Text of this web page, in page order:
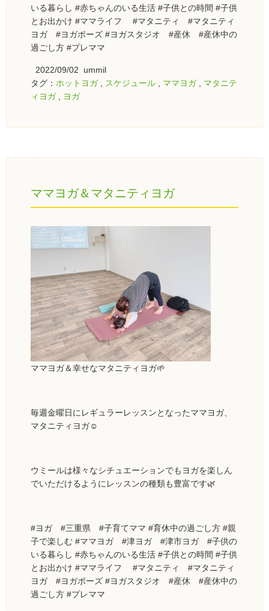
いる暮らし #赤ちゃんのいる生活 #子供との時間 #子供
とお出かけ #ママライフ #マタニティ #マタニティ
ヨガ #ヨガポーズ #ヨガスタジオ #産休 #産休中の
過ごし方 #プレママ
2022/09/02 ummil
タグ： ホットヨガ, スケジュール ママヨガ, マタニテ
ィヨガ, ヨガ
ママヨガ＆マタニティヨガ
ママヨガ＆幸せなマタニティヨガ🌱
毎週金曜日にレギュラーレッスンとなったママヨガ、
マタニティヨガ☺️
ウミールは様々なシチュエーションでもヨガを楽しん
でいただけるようにレッスンの種類も豊富です🌿
#ヨガ #三重県 #子育てママ #育休中の過ごし方 #親
子で楽しむ #ママヨガ #津ヨガ #津市ヨガ #子供の
いる暮らし #赤ちゃんのいる生活 #子供との時間 #子供
とお出かけ #ママライフ #マタニティ #マタニティ
ヨガ #ヨガポーズ #ヨガスタジオ #産休 #産休中の
過ごし方 #プレママ